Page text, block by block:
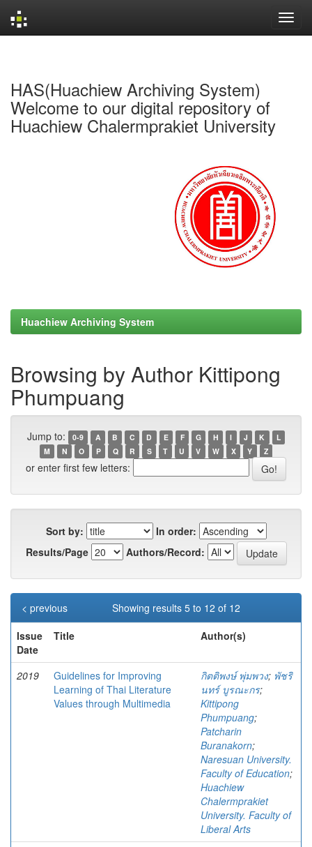
HAS(Huachiew Archiving System)
Welcome to our digital repository of
Huachiew Chalermprakiet University
Huachiew Archiving System
Browsing by Author Kittipong
Phumpuang
Jump to: 0-9 A B C D E F G H I J K
L
M
N O P Q R S T U V W X Y Z
or enter first few letters:
Sort by:
In order:
Results/Page
Authors/Record:
Showing results 5 to 12 of 12
< previous
Issue
Date
Title Author(s)
2019
Guidelines for Improving
Learning of Thai Literature
Values through Multimedia
กิตติพงษ์ พุ่มพวง; พัชริ
นทร์ บูรณะกร;
Kittipong
Phumpuang;
Patcharin
Buranakorn;
Naresuan University.
Faculty of Education;
Huachiew
Chalermprakiet
University. Faculty of
Liberal Arts